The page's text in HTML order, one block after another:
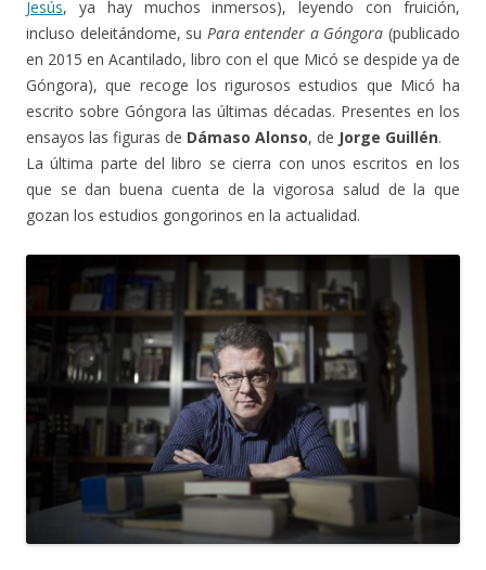
Jesús, ya hay muchos inmersos), leyendo con fruición,
incluso deleitándome, su Para entender a Góngora (publicado
en 2015 en Acantilado, libro con el que Micó se despide ya de
Góngora), que recoge los rigurosos estudios que Micó ha
escrito sobre Góngora las últimas décadas. Presentes en los
ensayos las figuras de Dámaso Alonso, de Jorge Guillén.
La última parte del libro se cierra con unos escritos en los
que se dan buena cuenta de la vigorosa salud de la que
gozan los estudios gongorinos en la actualidad.